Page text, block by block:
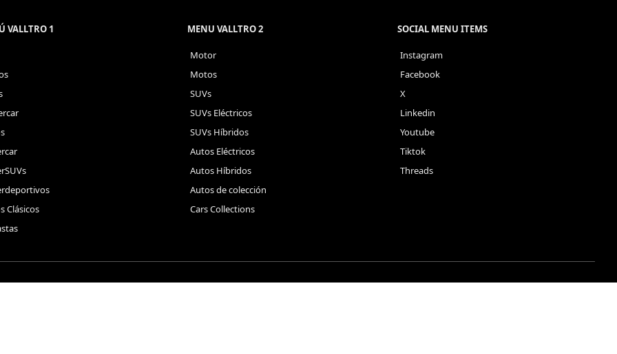
VALLTRO 1
Clásicos
MENU VALLTRO 2
Motor
Motos
SUVs
SUVs Eléctricos
SUVs Híbridos
Autos Eléctricos
Autos Híbridos
Autos de colección
Cars Collections
SOCIAL MENU ITEMS
Instagram
Facebook
X
Linkedin
Youtube
Tiktok
Threads